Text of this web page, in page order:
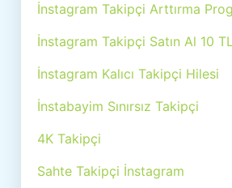
İnstagram Takipçi Arttırma
İnstagram Takipçi Satın Al 10
İnstagram Kalıcı Takipçi Hilesi
İnstabayim Sınırsız Takipçi
4K Takipçi
Sahte Takipçi İnstagram